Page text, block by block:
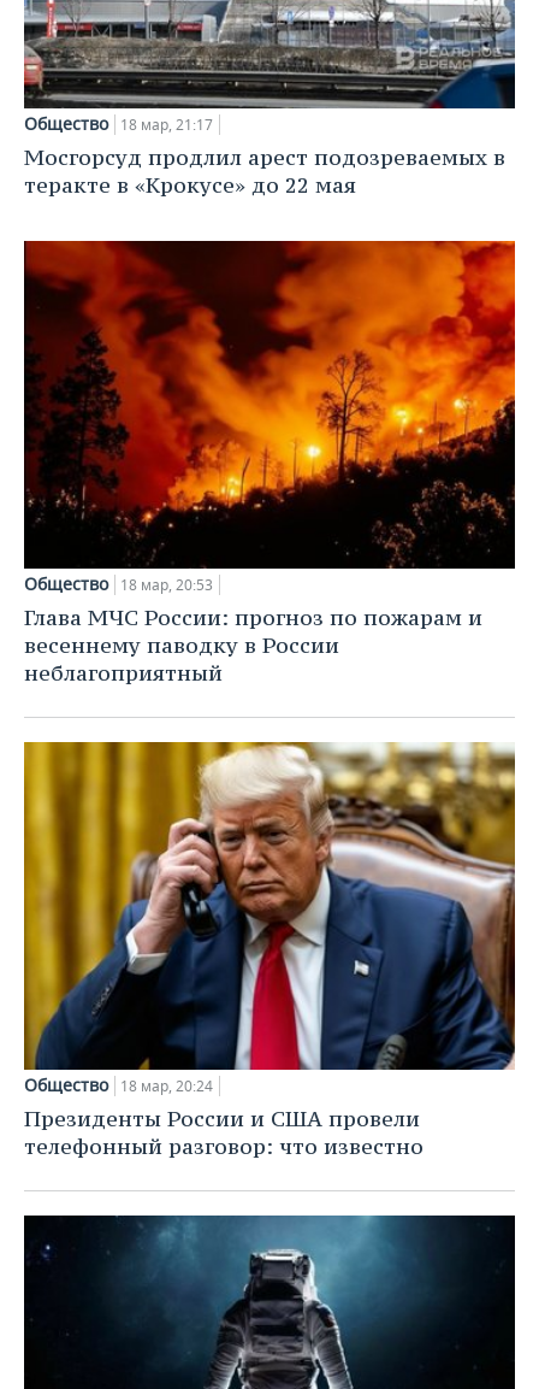
Общество 18 мар, 21:17
Мосгорсуд продлил арест подозреваемых в
теракте в «Крокусе» до 22 мая
Общество 18 мар, 20:53
Глава МЧС России: прогноз по пожарам и
весеннему паводку в России
неблагоприятный
Общество 18 мар, 20:24
Президенты России и США провели
телефонный разговор: что известно